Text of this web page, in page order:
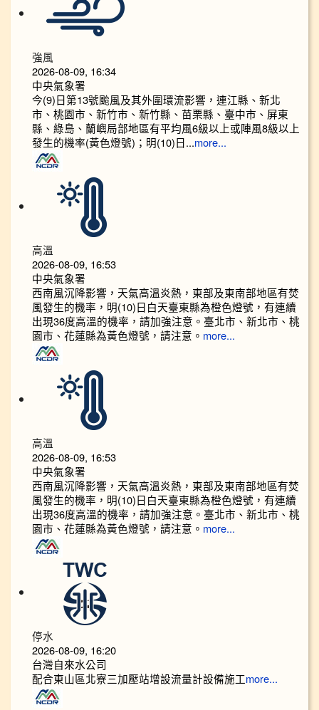
強風
2026-08-09, 16:34
中央氣象署
今(9)日第13號颱風及其外圍環流影響，連江縣、新北
市、桃園市、新竹市、新竹縣、苗栗縣、臺中市、屏東
縣、綠島、蘭嶼局部地區有平均風6級以上或陣風8級以上
發生的機率(黃色燈號)；明(10)日...more...
高溫
2026-08-09, 16:53
中央氣象署
西南風沉降影響，天氣高溫炎熱，東部及東南部地區有焚
風發生的機率，明(10)日白天臺東縣為橙色燈號，有連續
出現36度高溫的機率，請加強注意。臺北市、新北市、桃
園市、花蓮縣為黃色燈號，請注意。 more...
高溫
2026-08-09, 16:53
中央氣象署
西南風沉降影響，天氣高溫炎熱，東部及東南部地區有焚
風發生的機率，明(10)日白天臺東縣為橙色燈號，有連續
出現36度高溫的機率，請加強注意。臺北市、新北市、桃
園市、花蓮縣為黃色燈號，請注意。 more...
停水
2026-08-09, 16:20
台灣自來水公司
配合東山區北寮三加壓站增設流量計設備施工more...